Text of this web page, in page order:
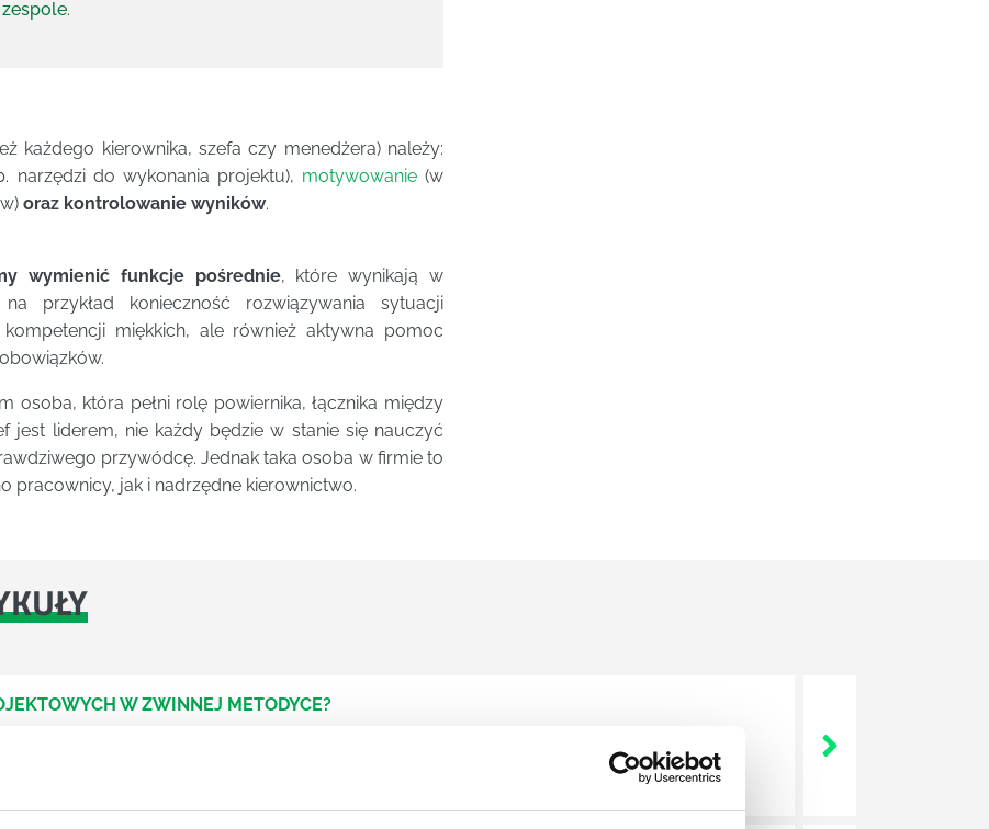
.
każdego kierownika, szefa czy menedżera) należy:
narzędzi do wykonania projektu), motywowanie(w
oraz kontrolowanie wyników.
wymienić funkcje pośrednie, które wynikają w
przykład konieczność rozwiązywania sytuacji
miękkich, ale również aktywna pomoc
osoba, która pełni rolę powiernika, łącznika między
jest liderem, nie każdy będzie w stanie się nauczyć
przywódcę. Jednak taka osoba w firmie to
pracownicy, jak i nadrzędne kierownictwo.
W ZWINNEJ METODYCE?
to szereg czynności mających na celu zrealizowanie wszystkich związanych z
osoby wchodzące w skład specjalnych zespołów projektowych, a ich praca stanowi